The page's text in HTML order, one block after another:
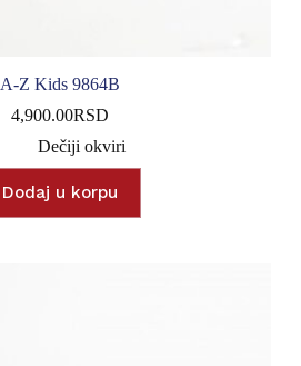
A-Z Kids 9864B
4,900.00RSD
Dečiji okviri
Dodaj u korpu